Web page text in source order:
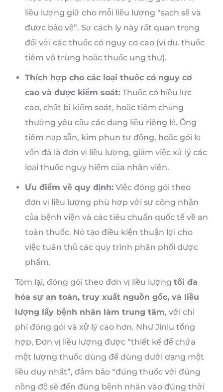
liều lượng giữ cho mỗi liều lượng “sạch sẽ và
được bảo vệ”. Sự cách ly này rất quan trọng
đối với các thuốc có nguy cơ cao (ví dụ. thuốc
tiêm vô trùng hoặc thuốc ung thư).
Thích hợp cho các loại thuốc có nguy cơ
cao và được kiểm soát: Thuốc có hiệu lực
cao, chất bị kiểm soát, hoặc tiêm chủng
thường yêu cầu các dạng liều riêng lẻ. Ống
tiêm nạp sẵn, kim phun tự động, hoặc gói lọ
vốn đã là đơn vị liều lượng, giảm việc xử lý các
loại thuốc nguy hiểm của nhân viên.
Ưu điểm về quy định: Việc đóng gói theo
đơn vị liều lượng phù hợp với sự công nhận
của bệnh viện và các tiêu chuẩn quốc tế về an
toàn thuốc. Nó tạo điều kiện thuận lợi cho
việc tuân thủ các quy trình phân phối dược
phẩm.
Tóm lại, đóng gói theo đơn vị liều lượng tối đa
hóa sự an toàn, truy xuất nguồn gốc, và liều
lượng lấy bệnh nhân làm trung tâm, với chi
phí đóng gói và xử lý cao hơn. Như Jinlu tổng
hợp, Đơn vị liều lượng được “thiết kế để chứa
một lượng thuốc dùng để dùng dưới dạng một
liều duy nhất”, đảm bảo “đúng thuốc với đúng
nồng độ sẽ đến đúng bệnh nhân vào đúng thời